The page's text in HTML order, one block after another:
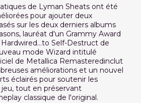
de Lyman Sheats ont été
pour ajouter deux
sur les deux derniers albums
lauréat d'un Grammy Award
Self-Destruct de
mode Wizard intitulé
de Metallica Remasteredinclut
améliorations et un nouvel
éclairés pour soutenir les
tout en préservant
classique de l'original.